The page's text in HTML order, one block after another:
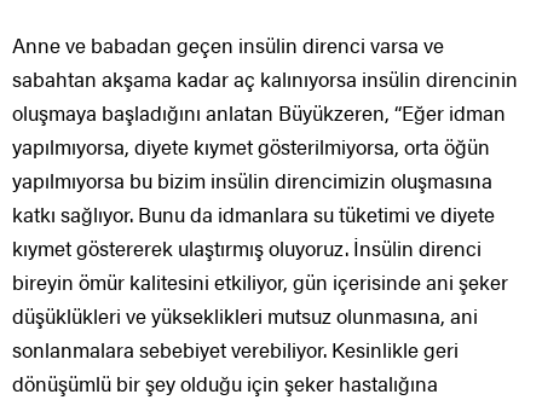
Anne ve babadan geçen insülin direnci varsa ve
sabahtan akşama kadar aç kalınıyorsa insülin direncinin
oluşmaya başladığını anlatan Büyükzeren, “Eğer idman
yapılmıyorsa, diyete kıymet gösterilmiyorsa, orta öğün
yapılmıyorsa bu bizim insülin direncimizin oluşmasına
katkı sağlıyor. Bunu da idmanlara su tüketimi ve diyete
kıymet göstererek ulaştırmış oluyoruz. İnsülin direnci
bireyin ömür kalitesini etkiliyor, gün içerisinde ani şeker
düşüklükleri ve yükseklikleri mutsuz olunmasına, ani
sonlanmalara sebebiyet verebiliyor. Kesinlikle geri
dönüşümlü bir şey olduğu için şeker hastalığına